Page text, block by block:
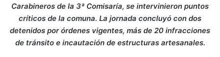
Carabineros de la 3ª Comisaría, se intervinieron puntos
críticos de la comuna. La jornada concluyó con dos
detenidos por órdenes vigentes, más de 20 infracciones
de tránsito e incautación de estructuras artesanales.